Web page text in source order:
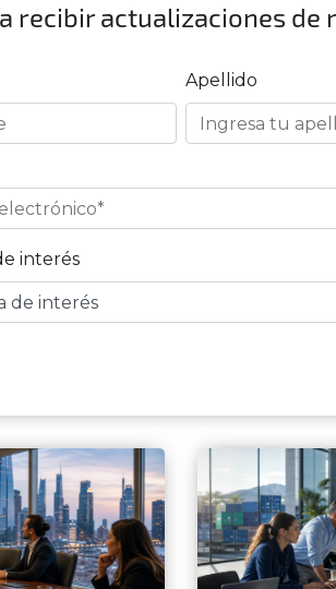
recibir actualizaciones de
Apellido
interés